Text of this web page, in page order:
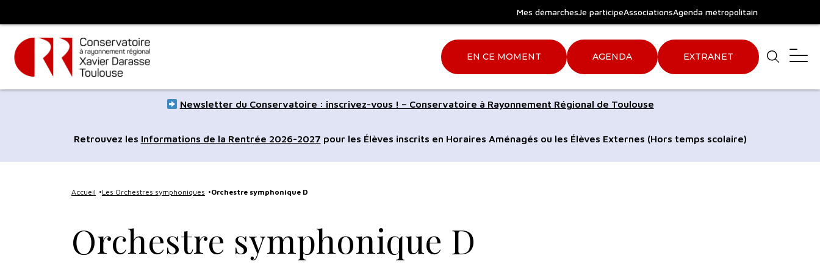
principal
à
navigation
à
recherche
au
de
page
du
site
métropole
Mes démarchesJe participeAssociationsAgenda métropolitain
EN CE MOMENT AGENDA EXTRANET
Newsletter du Conservatoire : inscrivez-vous ! – Conservatoire à Rayonnement Régional de Toulouse
Retrouvez les Informations de la Rentrée 2026-2027 pour les Élèves inscrits en Horaires Aménagés ou les Élèves Externes (Hors temps scolaire)
Accueil Les Orchestres symphoniques Orchestre symphonique D
Orchestre symphonique D